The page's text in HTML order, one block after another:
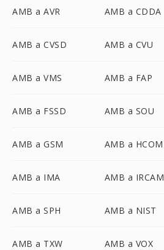
AMB a AVR AMB a CDDA
AMB a CVSD AMB a CVU
AMB a VMS AMB a FAP
AMB a FSSD AMB a SOU
AMB a GSM AMB a HCOM
AMB a IMA AMB a IRCAM
AMB a SPH AMB a NIST
AMB a TXW AMB a VOX